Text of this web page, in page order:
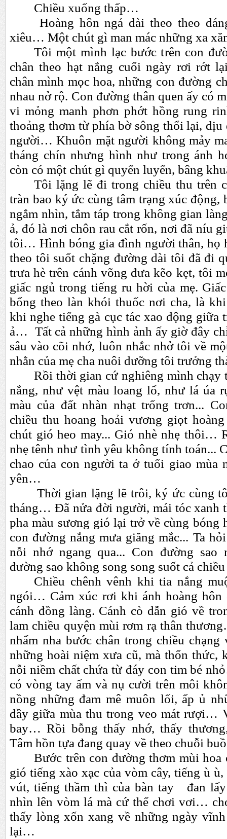
Chiều xuống thấp…
Hoàng hôn ngả dài theo theo
xiêu… Một chút gì man mác những xa
Tôi một mình lạc bước trên con
chân theo hạt nắng cuối ngày rơi rớt
chân mình mọc hoa, những con đường
nhau nở rộ. Con đường thân quen ấy có
vi mỏng manh phơn phớt hồng rung
thoảng thơm từ phía bờ sông thổi lại, dịu
người… Khuôn mặt người không mảy
tháng chín nhưng hình như trong ánh
còn có một chút gì quyến luyến, bâng
Tôi lặng lẽ đi trong chiều thu trên
tràn bao ký ức cùng tâm trạng xúc động,
ngắm nhìn, tắm táp trong không gian
ả, đó là nơi chôn rau cắt rốn, nơi đã níu
tôi… Hình bóng gia đình người thân, họ
theo tôi suốt chặng đường dài tôi đã đi
trưa hè trên cánh võng đưa kẽo kẹt, tôi
giấc ngủ trong tiếng ru hời của mẹ.
bổng theo làn khói thuốc nơi cha, là
khi nghe tiếng gà cục tác xao động giữa
ả… Tất cả những hình ảnh ấy giờ đây
sâu vào cõi nhớ, luôn nhắc nhở tôi về
nhằn của mẹ cha nuôi dưỡng tôi trưởng
Rồi thời gian cứ nghiêng mình chạy
nắng, như vệt màu loang lổ, như lá úa
màu của đất nhàn nhạt trống trơn...
chiều thu hoang hoải vương giọt
chút gió heo may... Gió nhè nhẹ thôi…
nhẹ tênh như tình yêu không tính toán...
chao của con người ta ở tuổi giao mùa
yên…
Thời gian lặng lẽ trôi, ký ức cùng
tháng… Đã nửa đời người, mái tóc xanh
pha màu sương gió lại trở về cùng bóng
con đường nắng mưa giăng mắc... Ta
nỗi nhớ ngang qua... Con đường sao
đường sao không song song suốt cả chiều
Chiều chênh vênh khi tia nắng
ngói… Cảm xúc rơi khi ánh hoàng hôn
cánh đồng làng. Cánh cò dẫn gió về
lam chiều quyện mùi rơm rạ thân
nhẩm nha bước chân trong chiều chạng
những hoài niệm xưa cũ, mà thổn thức,
nỗi niềm chất chứa từ đáy con tim bé
có vòng tay ấm và nụ cười trên môi
nồng những đam mê muôn lối, ấp ủ
đầy giữa mùa thu trong veo mát rượi…
bay… Rồi bỗng thấy nhớ, thấy
Tâm hồn tựa đang quay về theo chuỗi
Bước trên con đường thơm mùi hoa
gió tiếng xào xạc của vòm cây, tiếng ù ù,
vút, tiếng thầm thì của bàn tay đan
nhìn lên vòm lá mà cứ thế chơi vơi…
thấy lòng xốn xang về những ngày
lại…